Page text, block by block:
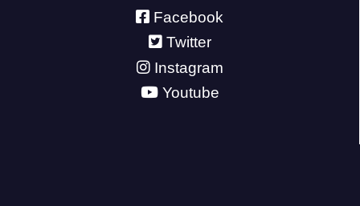
Facebook
Twitter
Instagram
Youtube